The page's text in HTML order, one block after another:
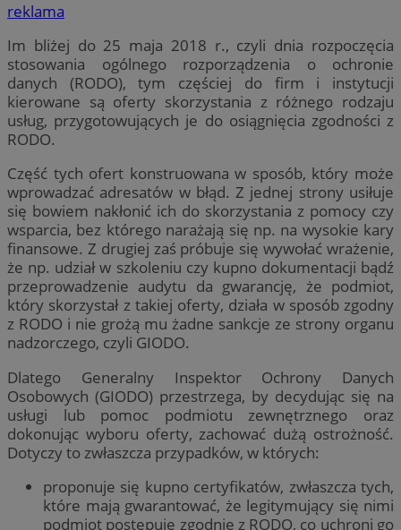
reklama
Im bliżej do 25 maja 2018 r., czyli dnia rozpoczęcia
stosowania ogólnego rozporządzenia o ochronie
danych (RODO), tym częściej do firm i instytucji
kierowane są oferty skorzystania z różnego rodzaju
usług, przygotowujących je do osiągnięcia zgodności z
RODO.
Część tych ofert konstruowana w sposób, który może
wprowadzać adresatów w błąd. Z jednej strony usiłuje
się bowiem nakłonić ich do skorzystania z pomocy czy
wsparcia, bez którego narażają się np. na wysokie kary
finansowe. Z drugiej zaś próbuje się wywołać wrażenie,
że np. udział w szkoleniu czy kupno dokumentacji bądź
przeprowadzenie audytu da gwarancję, że podmiot,
który skorzystał z takiej oferty, działa w sposób zgodny
z RODO i nie grożą mu żadne sankcje ze strony organu
nadzorczego, czyli GIODO.
Dlatego Generalny Inspektor Ochrony Danych
Osobowych (GIODO) przestrzega, by decydując się na
usługi lub pomoc podmiotu zewnętrznego oraz
dokonując wyboru oferty, zachować dużą ostrożność.
Dotyczy to zwłaszcza przypadków, w których:
proponuje się kupno certyfikatów, zwłaszcza tych,
które mają gwarantować, że legitymujący się nimi
podmiot postępuje zgodnie z RODO, co uchroni go